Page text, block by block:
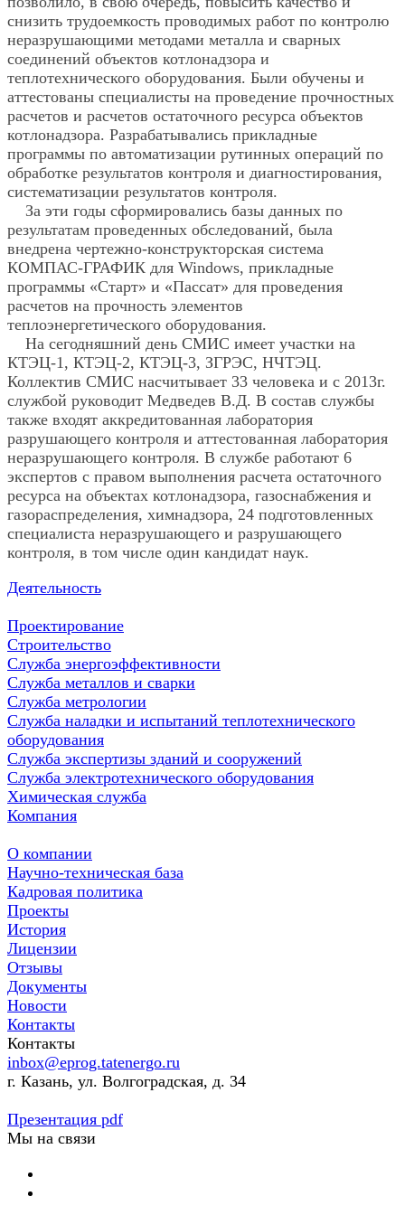
снизить трудоемкость проводимых работ по контролю
неразрушающими методами металла и сварных
соединений объектов котлонадзора и
теплотехнического оборудования. Были обучены и
аттестованы специалисты на проведение прочностных
расчетов и расчетов остаточного ресурса объектов
котлонадзора. Разрабатывались прикладные
программы по автоматизации рутинных операций по
обработке результатов контроля и диагностирования,
систематизации результатов контроля.
За эти годы сформировались базы данных по
результатам проведенных обследований, была
внедрена чертежно-конструкторская система
КОМПАС-ГРАФИК для Windows, прикладные
программы «Старт» и «Пассат» для проведения
расчетов на прочность элементов
теплоэнергетического оборудования.
На сегодняшний день СМИС имеет участки на
КТЭЦ-1, КТЭЦ-2, КТЭЦ-3, ЗГРЭС, НЧТЭЦ.
Коллектив СМИС насчитывает 33 человека и с 2013г.
службой руководит Медведев В.Д. В состав службы
также входят аккредитованная лаборатория
разрушающего контроля и аттестованная лаборатория
неразрушающего контроля. В службе работают 6
экспертов с правом выполнения расчета остаточного
ресурса на объектах котлонадзора, газоснабжения и
газораспределения, химнадзора, 24 подготовленных
специалиста неразрушающего и разрушающего
контроля, в том числе один кандидат наук.
Деятельность
Проектирование
Строительство
Служба энергоэффективности
Служба металлов и сварки
Служба метрологии
Служба наладки и испытаний теплотехнического
оборудования
Служба экспертизы зданий и сооружений
Служба электротехнического оборудования
Химическая служба
Компания
О компании
Научно-техническая база
Кадровая политика
Проекты
История
Лицензии
Отзывы
Документы
Новости
Контакты
Контакты
inbox@eprog.tatenergo.ru
г. Казань, ул. Волгоградская, д. 34
Презентация pdf
Мы на связи